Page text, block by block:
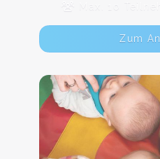
Max. 10
Zum